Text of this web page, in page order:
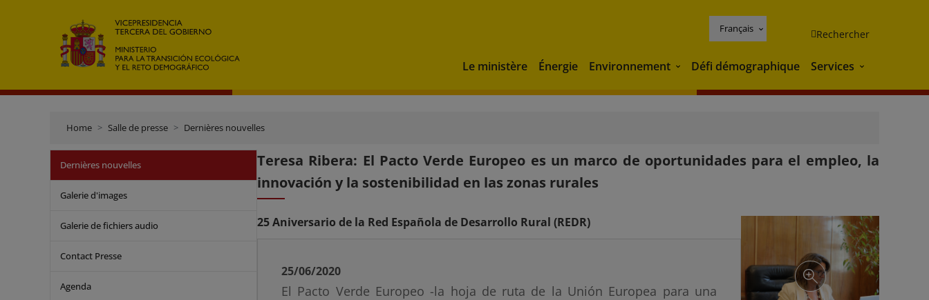
Français Rechercher
Le ministère Énergie Environnement Environnement
Défi démographique Services Services
Home Salle de presse Dernières nouvelles
Dernières nouvelles
Galerie d'images
Galerie de fichiers audio
Contact Presse
Agenda
Teresa Ribera: El Pacto Verde Europeo es un marco de oportunidades para el empleo, la
innovación y la sostenibilidad en las zonas rurales
25 Aniversario de la Red Española de Desarrollo Rural (REDR)
25/06/2020
El Pacto Verde Europeo -la hoja de ruta de la Unión Europea para una